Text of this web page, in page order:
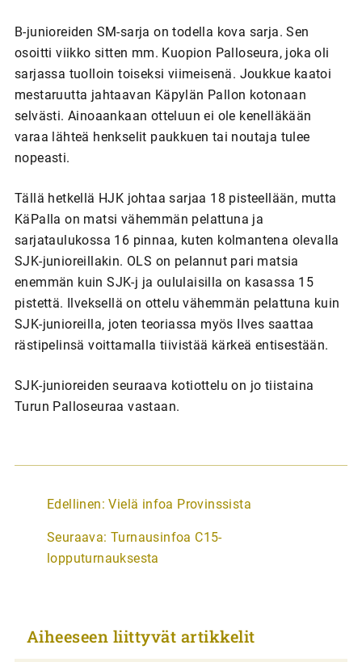
B-junioreiden SM-sarja on todella kova sarja. Sen
osoitti viikko sitten mm. Kuopion Palloseura, joka oli
sarjassa tuolloin toiseksi viimeisenä. Joukkue kaatoi
mestaruutta jahtaavan Käpylän Pallon kotonaan
selvästi. Ainoaankaan otteluun ei ole kenelläkään
varaa lähteä henkselit paukkuen tai noutaja tulee
nopeasti.
Tällä hetkellä HJK johtaa sarjaa 18 pisteellään, mutta
KäPalla on matsi vähemmän pelattuna ja
sarjataulukossa 16 pinnaa, kuten kolmantena olevalla
SJK-junioreillakin. OLS on pelannut pari matsia
enemmän kuin SJK-j ja oululaisilla on kasassa 15
pistettä. Ilveksellä on ottelu vähemmän pelattuna kuin
SJK-junioreilla, joten teoriassa myös Ilves saattaa
rästipelinsä voittamalla tiivistää kärkeä entisestään.
SJK-junioreiden seuraava kotiottelu on jo tiistaina
Turun Palloseuraa vastaan.
A
t
i
e
Edellinen: Vielä infoa Provinssista
Seuraava: Turnausinfoa C15-
lopputurnauksesta
Aiheeseen liittyvät artikkelit